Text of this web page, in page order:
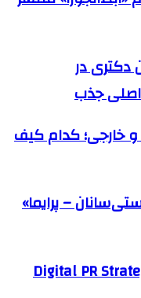
دکتری در
خارجی؛ کدام کیف
– پرایما»